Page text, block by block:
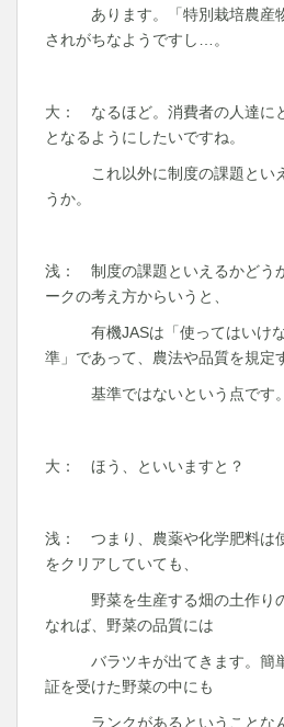
あります。「特別栽培農産物
されがちなようですし…。
大： なるほど。消費者の人達に
となるようにしたいですね。
これ以外に制度の課題といえ
うか。
浅： 制度の課題といえるかどう
ークの考え方からいうと、
有機JASは「使ってはいけな
準」であって、農法や品質を規定
基準ではないという点です。
大： ほう、といいますと？
浅： つまり、農薬や化学肥料は
をクリアしていても、
野菜を生産する畑の土作りの
なれば、野菜の品質には
バラツキが出てきます。簡単
証を受けた野菜の中にも
ランクがあるということなん